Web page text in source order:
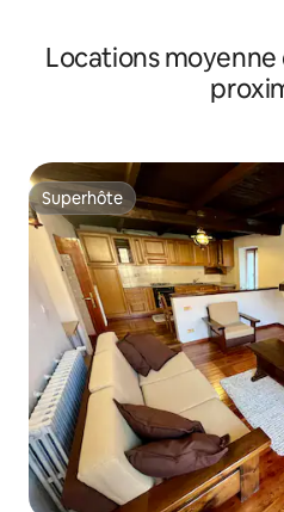
Locations
Superhôte
Superhôte